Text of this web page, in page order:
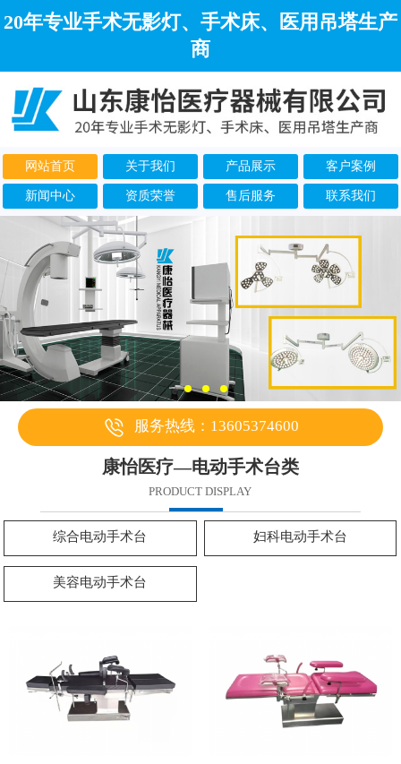
20年专业手术无影灯、手术床、医用吊塔生产
商
网站首页 关于我们 产品展示 客户案例
新闻中心 资质荣誉 售后服务 联系我们
服务热线：13605374600
康怡医疗—电动手术台类
PRODUCT DISPLAY
综合电动手术台 妇科电动手术台
美容电动手术台